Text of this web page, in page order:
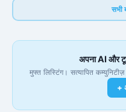
सभी
अपना AI और
मुफ्त लिस्टिंग। सत्यापित
+